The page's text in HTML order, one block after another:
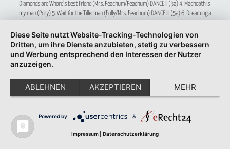
Diamonds are Whore’s best Friend (Mrs. Peachum/Peachum) DANCE II (3a) 4. Macheath is
my man (Polly) 5. Wait for the Tillerman (Polly/Mrs. Peachum) DANCE III (5a) 6. Dreaming a
Zwischenaktmusik 8. We’ll keep whoring till the end (Matt und Chor) 9. Enjoy yourself
(Jenny und Huren) DANCE IV (9a) 10. Behind the green door (Jenny) 11. It’s later than you
think (Jenny, Hurenchor)12. They call it Dharma in Mandalay (Lucy) 13. It doesn’t end like
that (Lucy/Macheath) 14. Twang Dang Dillo Dee (Lockit) 15. The Power of Love
VI (19a) 20.Wir sind Freunde (Macheath/Chor) DANCE VII (20a) 21.In the days of my youth
Lucy) Dance IX (23a) 24. Every Month was May (Polly) DANCE X (24a) 25. Cercatene un
altro (Peachum) 26. Nun geh ich ein in die Dunkelheit (Macheath) Dance XI (26a) 27.
Adieu, Farewell (Lucy, Polly, Macheath) Dance XII (27a) 28. Finale (Hau ihm einfach auf die
Fresse, Alle)
Diese Seite nutzt Website-Tracking-Technologien von
Dritten, um ihre Dienste anzubieten, stetig zu verbessern
und Werbung entsprechend den Interessen der Nutzer
anzuzeigen.
ABLEHNEN AKZEPTIEREN MEHR
Powered by &
Impressum Datenschutzerklärung